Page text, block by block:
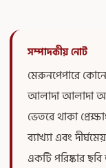
সম্পাদকীয় নোট
মেরুনপেপারে
আলাদা আলাদা
ভেতরে থাকা
ব্যাখ্যা এবং
একটি পরিষ্কার